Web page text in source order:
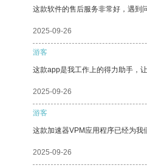
这款软件的售后服务非常好，遇到
2025-09-26
游客
这款app是我工作上的得力助手，
2025-09-26
游客
这款加速器VPM应用程序已经为我
2025-09-26